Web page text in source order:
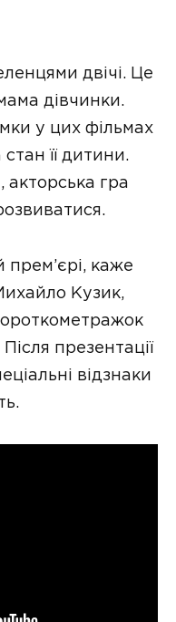
двічі. Це
дівчинки.
у цих фільмах
її дитини.
акторська гра
прем’єрі, каже
Кузик,
презентації
відзнаки